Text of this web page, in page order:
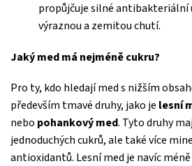
propůjčuje silné antibakteriální
výraznou a zemitou chutí.
Jaký med má nejméně cukru?
Pro ty, kdo hledají med s nižším
především tmavé druhy, jako je lesní
nebo pohankový med. Tyto druhy
jednoduchých cukrů, ale také více
antioxidantů. Lesní med je navíc